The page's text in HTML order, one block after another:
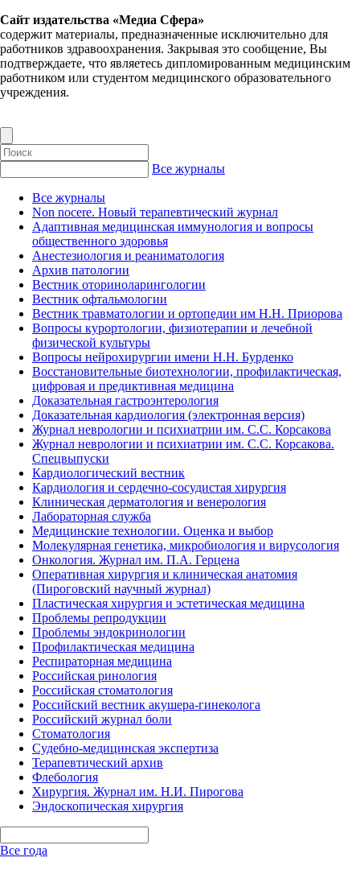
Сайт издательства «Медиа Сфера»
содержит материалы, предназначенные исключительно для
работников здравоохранения. Закрывая это сообщение, Вы
подтверждаете, что являетесь дипломированным медицинским
работником или студентом медицинского образовательного
учреждения.
Все журналы
Все журналы
Non nocere. Новый терапевтический журнал
Адаптивная медицинская иммунология и вопросы
общественного здоровья
Анестезиология и реаниматология
Архив патологии
Вестник оториноларингологии
Вестник офтальмологии
Вестник травматологии и ортопедии им Н.Н. Приорова
Вопросы курортологии, физиотерапии и лечебной
физической культуры
Вопросы нейрохирургии имени Н.Н. Бурденко
Восстановительные биотехнологии, профилактическая,
цифровая и предиктивная медицина
Доказательная гастроэнтерология
Доказательная кардиология (электронная версия)
Журнал неврологии и психиатрии им. С.С. Корсакова
Журнал неврологии и психиатрии им. С.С. Корсакова.
Спецвыпуски
Кардиологический вестник
Кардиология и сердечно-сосудистая хирургия
Клиническая дерматология и венерология
Лабораторная служба
Медицинские технологии. Оценка и выбор
Молекулярная генетика, микробиология и вирусология
Онкология. Журнал им. П.А. Герцена
Оперативная хирургия и клиническая анатомия
(Пироговский научный журнал)
Пластическая хирургия и эстетическая медицина
Проблемы репродукции
Проблемы эндокринологии
Профилактическая медицина
Респираторная медицина
Российская ринология
Российская стоматология
Российский вестник акушера-гинеколога
Российский журнал боли
Стоматология
Судебно-медицинская экспертиза
Терапевтический архив
Флебология
Хирургия. Журнал им. Н.И. Пирогова
Эндоскопическая хирургия
Все года